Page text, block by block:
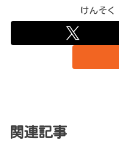
けんそく
関連記事